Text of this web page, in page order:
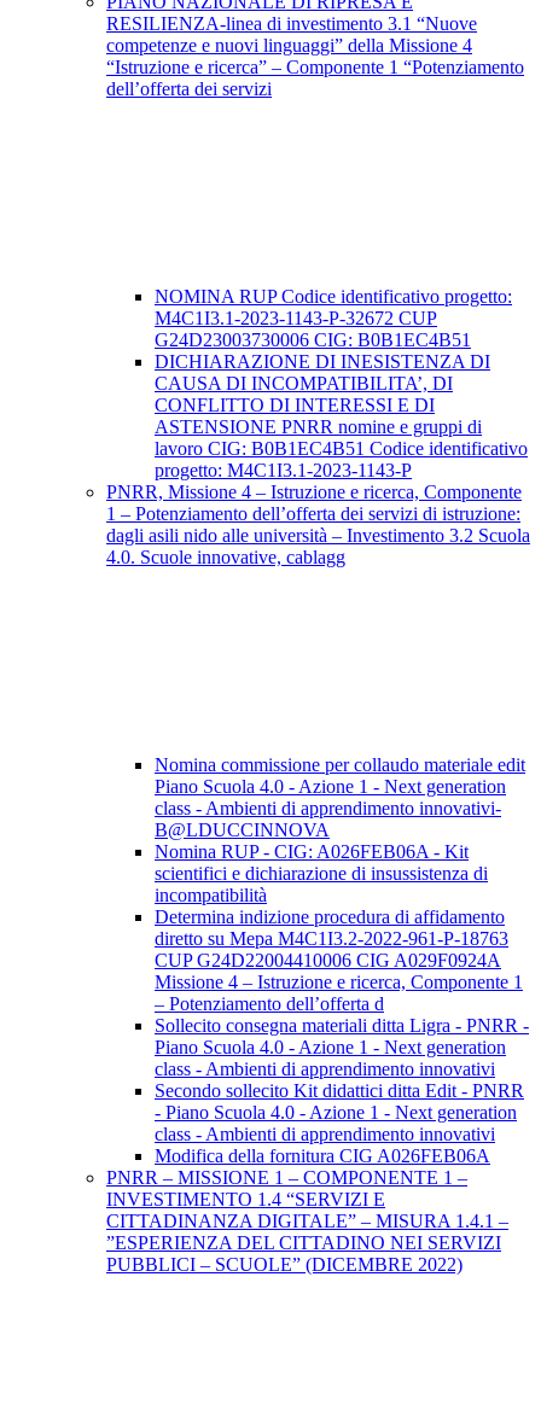
RESILIENZA-linea di investimento 3.1 “Nuove
competenze e nuovi linguaggi” della Missione 4
“Istruzione e ricerca” – Componente 1 “Potenziamento
dell’offerta dei servizi
NOMINA RUP Codice identificativo progetto:
M4C1I3.1-2023-1143-P-32672 CUP
G24D23003730006 CIG: B0B1EC4B51
DICHIARAZIONE DI INESISTENZA DI
CAUSA DI INCOMPATIBILITA’, DI
CONFLITTO DI INTERESSI E DI
ASTENSIONE PNRR nomine e gruppi di
lavoro CIG: B0B1EC4B51 Codice identificativo
progetto: M4C1I3.1-2023-1143-P
PNRR, Missione 4 – Istruzione e ricerca, Componente
1 – Potenziamento dell’offerta dei servizi di istruzione:
dagli asili nido alle università – Investimento 3.2 Scuola
4.0. Scuole innovative, cablagg
Nomina commissione per collaudo materiale edit
Piano Scuola 4.0 - Azione 1 - Next generation
class - Ambienti di apprendimento innovativi-
B@LDUCCINNOVA
Nomina RUP - CIG: A026FEB06A - Kit
scientifici e dichiarazione di insussistenza di
incompatibilità
Determina indizione procedura di affidamento
diretto su Mepa M4C1I3.2-2022-961-P-18763
CUP G24D22004410006 CIG A029F0924A
Missione 4 – Istruzione e ricerca, Componente 1
– Potenziamento dell’offerta d
Sollecito consegna materiali ditta Ligra - PNRR -
Piano Scuola 4.0 - Azione 1 - Next generation
class - Ambienti di apprendimento innovativi
Secondo sollecito Kit didattici ditta Edit - PNRR
- Piano Scuola 4.0 - Azione 1 - Next generation
class - Ambienti di apprendimento innovativi
Modifica della fornitura CIG A026FEB06A
PNRR – MISSIONE 1 – COMPONENTE 1 –
INVESTIMENTO 1.4 “SERVIZI E
CITTADINANZA DIGITALE” – MISURA 1.4.1 –
”ESPERIENZA DEL CITTADINO NEI SERVIZI
PUBBLICI – SCUOLE” (DICEMBRE 2022)